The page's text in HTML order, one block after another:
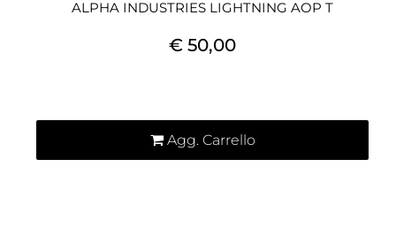
ALPHA INDUSTRIES LIGHTNING AOP T
€ 50,00
Agg. Carrello